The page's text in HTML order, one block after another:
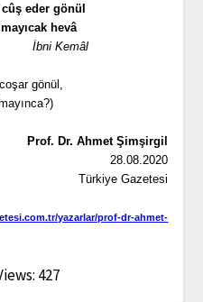
eder gönül
hevâ
gönül,
Prof. Dr. Ahmet Şimşirgil
28.08.2020
Türkiye Gazetesi
yazarlar/prof-dr-ahmet-
427